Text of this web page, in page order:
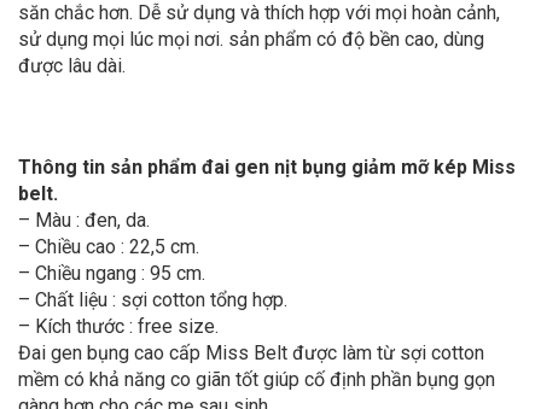
săn chắc hơn. Dễ sử dụng và thích hợp với mọi hoàn cảnh,
sử dụng mọi lúc mọi nơi. sản phẩm có độ bền cao, dùng
được lâu dài.
Thông tin sản phẩm đai gen nịt bụng giảm mỡ kép Miss
belt.
– Màu : đen, da.
– Chiều cao : 22,5 cm.
– Chiều ngang : 95 cm.
– Chất liệu : sợi cotton tổng hợp.
– Kích thước : free size.
Đai gen bụng cao cấp Miss Belt được làm từ sợi cotton
mềm có khả năng co giãn tốt giúp cố định phần bụng gọn